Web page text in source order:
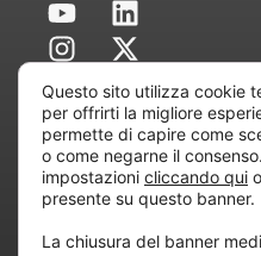
all’attività di direzione e
Questo sito utilizza cookie
per offrirti la migliore
permette di capire come
o come negarne il
impostazioni cliccando qui
presente su questo banner.
La chiusura del banner